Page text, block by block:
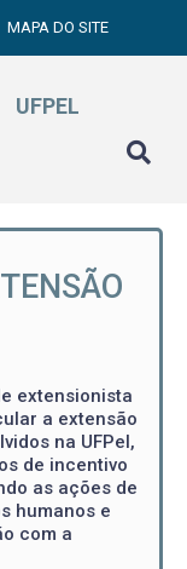
MAPA DO SITE
UFPEL
extensionista
a extensão
na UFPel,
de incentivo
as ações de
humanos e
com a